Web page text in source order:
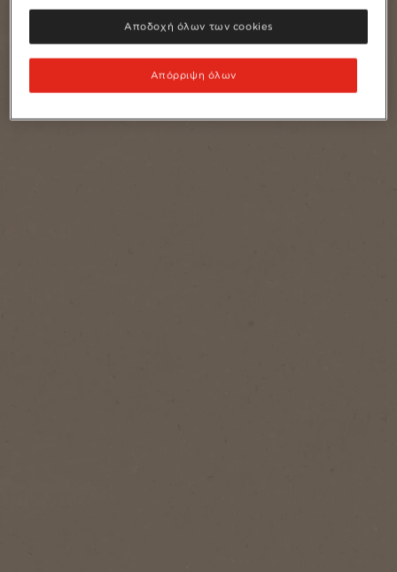
Απόρριψη όλων
Αποδοχή όλων των cookies